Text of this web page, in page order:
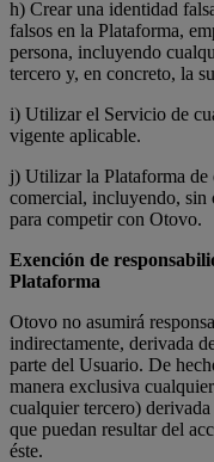
h) Crear una identidad
falsos en la Plataforma,
persona, incluyendo
tercero y, en concreto, la
i) Utilizar el Servicio de
vigente aplicable.
j) Utilizar la Plataforma de
comercial, incluyendo, sin
para competir con Otovo.
Exención de
Plataforma
Otovo no asumirá
indirectamente, derivada
parte del Usuario. De
manera exclusiva
cualquier tercero)
que puedan resultar del
éste.